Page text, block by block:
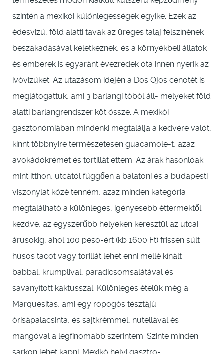
szintén a mexikói különlegességek egyike. Ezek az
édesvizü, föld alatti tavak az üreges talaj felszínének
beszakadásával keletkeznek, és a környékbeli állatok
és emberek is egyaránt évezredek óta innen nyerik az
ivóvizüket. Az utazásom idején a Dos Ojos cenotét is
meglátogattuk, ami 3 barlangi tóból áll- melyeket föld
alatti barlangrendszer köt össze. A mexikói
gasztonómiában mindenki megtalálja a kedvére valót,
kinnt többnyire természetesen guacamole-t, azaz
avokádókrémet és tortillát ettem. Az árak hasonlóak
mint itthon, utcától függően a balatoni és a budapesti
viszonylat közé tenném, azaz minden kategória
megtalálható a különleges, igényesebb éttermektől
kezdve, az egyszerűbb helyeken keresztül az utcai
árusokig, ahol 100 peso-ért (kb 1600 Ft) frissen sült
húsos tacot vagy torillát lehet enni mellé kínált
babbal, krumplival, paradicsomsalátával és
savanyított kaktusszal. Különleges ételük még a
Marquesitas, ami egy ropogós tésztájú
órisápalacsinta, és sajtkrémmel, nutellával és
mangóval a legfinomabb szerintem. Szinte minden